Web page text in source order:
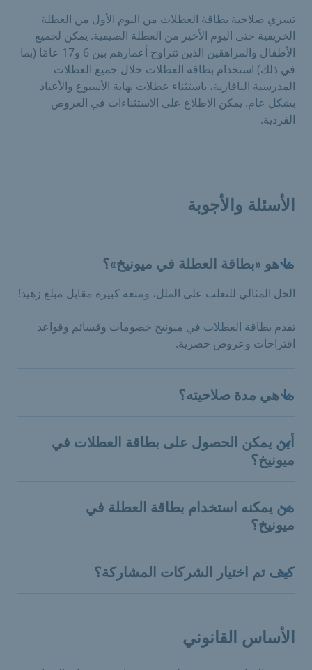
تسري صلاحية بطاقة العطلات من اليوم الأول من العطلة
الخريفية حتى اليوم الأخير من العطلة الصيفية. يمكن لجميع
الأطفال والمراهقين الذين تتراوح أعمارهم بين 6 و17 عامًا (بما
في ذلك) استخدام بطاقة العطلات خلال جميع العطلات
المدرسية البافارية، باستثناء عطلات نهاية الأسبوع والأعياد
بشكل عام. يمكن الاطلاع على الاستثناءات في العروض
الفردية.
الأسئلة والأجوبة
ما هو «بطاقة العطلة في ميونيخ»؟
الحل المثالي للتغلب على الملل، ومتعة كبيرة مقابل مبلغ زهيد!
تقدم بطاقة العطلات في ميونيخ خصومات وقسائم وقواعد
اقتراحات وعروض حصرية.
ما هي مدة صلاحيته؟
أين يمكن الحصول على بطاقة العطلات في
ميونيخ؟
من يمكنه استخدام بطاقة العطلة في
ميونيخ؟
كيف تم اختيار الشركات المشاركة؟
الأساس القانوني